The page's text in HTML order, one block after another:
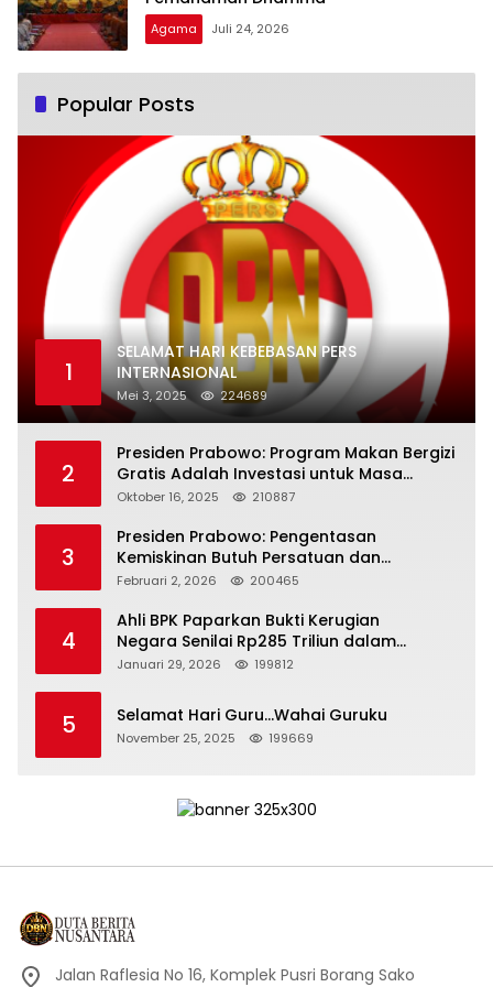
Agama Juli 24, 2026
Popular Posts
1
SELAMAT HARI KEBEBASAN PERS
INTERNASIONAL
Mei 3, 2025 224689
2
Presiden Prabowo: Program Makan Bergizi
Gratis Adalah Investasi untuk Masa
Depan Bangsa
Oktober 16, 2025 210887
3
Presiden Prabowo: Pengentasan
Kemiskinan Butuh Persatuan dan
Kepemimpinan yang Bertanggung Jawab
Februari 2, 2026 200465
4
Ahli BPK Paparkan Bukti Kerugian
Negara Senilai Rp285 Triliun dalam
Persidangan Korupsi PT Pertamina
Januari 29, 2026 199812
5 Selamat Hari Guru…Wahai Guruku
November 25, 2025 199669
Jalan Raflesia No 16, Komplek Pusri Borang Sako